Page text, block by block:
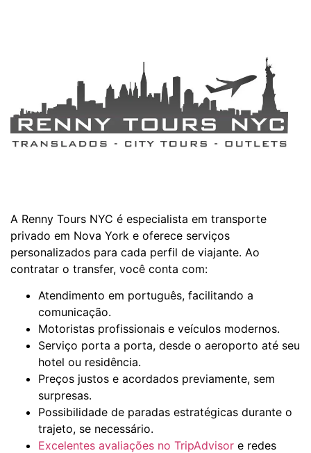
A Renny Tours NYC é especialista em transporte
privado em Nova York e oferece serviços
personalizados para cada perfil de viajante. Ao
contratar o transfer, você conta com:
Atendimento em português, facilitando a
comunicação.
Motoristas profissionais e veículos modernos.
Serviço porta a porta, desde o aeroporto até seu
hotel ou residência.
Preços justos e acordados previamente, sem
surpresas.
Possibilidade de paradas estratégicas durante o
trajeto, se necessário.
Excelentes avaliações no TripAdvisor e redes